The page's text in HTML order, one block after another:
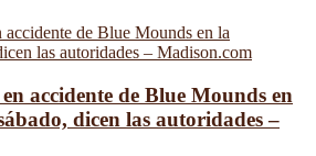
accidente de Blue Mounds en
dicen las autoridades –